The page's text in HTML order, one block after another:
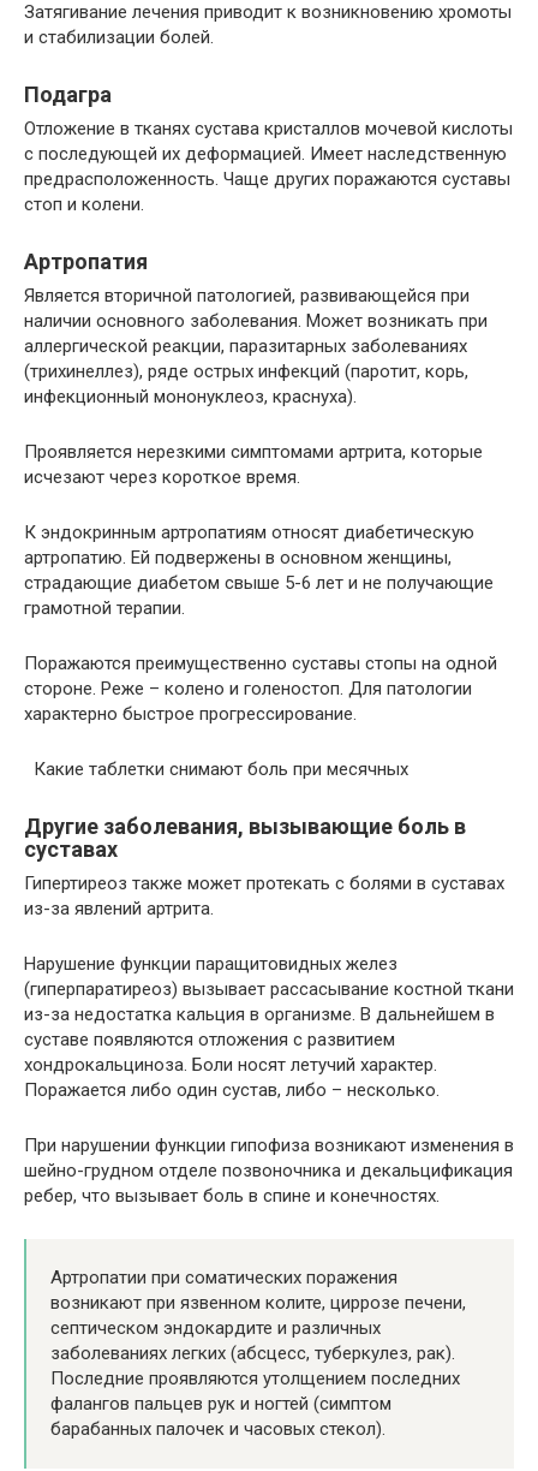
Затягивание лечения приводит к возникновению хромоты
и стабилизации болей.
Подагра
Отложение в тканях сустава кристаллов мочевой кислоты
с последующей их деформацией. Имеет наследственную
предрасположенность. Чаще других поражаются суставы
стоп и колени.
Артропатия
Является вторичной патологией, развивающейся при
наличии основного заболевания. Может возникать при
аллергической реакции, паразитарных заболеваниях
(трихинеллез), ряде острых инфекций (паротит, корь,
инфекционный мононуклеоз, краснуха).
Проявляется нерезкими симптомами артрита, которые
исчезают через короткое время.
К эндокринным артропатиям относят диабетическую
артропатию. Ей подвержены в основном женщины,
страдающие диабетом свыше 5-6 лет и не получающие
грамотной терапии.
Поражаются преимущественно суставы стопы на одной
стороне. Реже – колено и голеностоп. Для патологии
характерно быстрое прогрессирование.
Какие таблетки снимают боль при месячных
Другие заболевания, вызывающие боль в
суставах
Гипертиреоз также может протекать с болями в суставах
из-за явлений артрита.
Нарушение функции паращитовидных желез
(гиперпаратиреоз) вызывает рассасывание костной ткани
из-за недостатка кальция в организме. В дальнейшем в
суставе появляются отложения с развитием
хондрокальциноза. Боли носят летучий характер.
Поражается либо один сустав, либо – несколько.
При нарушении функции гипофиза возникают изменения в
шейно-грудном отделе позвоночника и декальцификация
ребер, что вызывает боль в спине и конечностях.
Артропатии при соматических поражения
возникают при язвенном колите, циррозе печени,
септическом эндокардите и различных
заболеваниях легких (абсцесс, туберкулез, рак).
Последние проявляются утолщением последних
фалангов пальцев рук и ногтей (симптом
барабанных палочек и часовых стекол).